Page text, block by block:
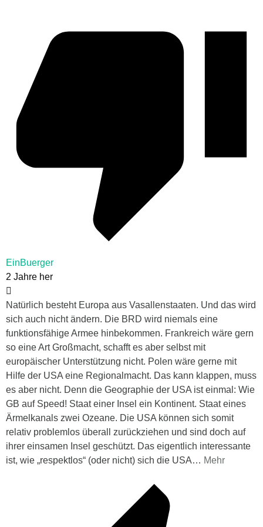
EinBuerger
2 Jahre her
Natürlich besteht Europa aus Vasallenstaaten. Und das wird
sich auch nicht ändern. Die BRD wird niemals eine
funktionsfähige Armee hinbekommen. Frankreich wäre gern
so eine Art Großmacht, schafft es aber selbst mit
europäischer Unterstützung nicht. Polen wäre gerne mit
Hilfe der USA eine Regionalmacht. Das kann klappen, muss
es aber nicht. Denn die Geographie der USA ist einmal: Wie
GB auf Speed! Staat einer Insel ein Kontinent. Staat eines
Ärmelkanals zwei Ozeane. Die USA können sich somit
relativ problemlos überall zurückziehen und sind doch auf
ihrer einsamen Insel geschützt. Das eigentlich interessante
ist, wie „respektlos“ (oder nicht) sich die USA… Mehr